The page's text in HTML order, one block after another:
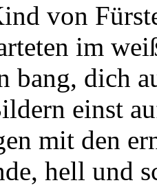
von
im
bang, dich
einst
mit den
hell und